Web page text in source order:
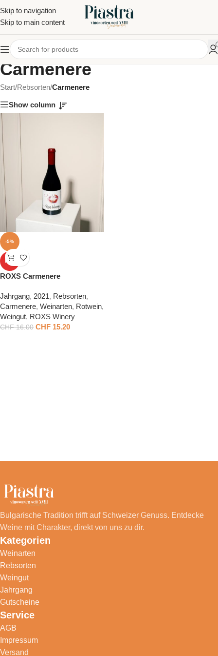
Skip to navigation
Skip to main content
Carmenere
Start/Rebsorten/Carmenere
Show column
-5%
HOT
ROXS Carmenere
Jahrgang, 2021, Rebsorten,
Carmenere, Weinarten, Rotwein,
Weingut, ROXS Winery
CHF16.00 CHF 15.20
Bulgarische Tradition trifft auf Schweizer Genuss. Entdecke
Weine mit Charakter, direkt von uns zu dir.
Kategorien
Weinarten
Rebsorten
Weingut
Jahrgang
Gutscheine
Service
AGB
Impressum
Versand